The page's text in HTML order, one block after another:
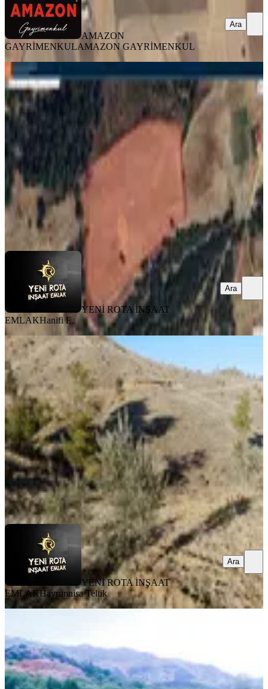
AMAZON
GAYRİMENKULAMAZON GAYRİMENKUL
Ara
Yeni Rota'dan Ilıca Çakırdere'de 18.5
Dönüm Satılık Tarla
Onikişubat, Çakırdere Mahallesi
18559 m² · 404/m² 31.07.2026
7.500.000 ₺
YENİ ROTA İNŞAAT EMLAK
YENİ ROTA İNŞAAT
EMLAKHanifi E.
Ara
Yeni Rota'dan Beşbağlar 3500 M2
Satılık Arsa
Onikişubat, Beşbağlar Mahallesi
3500 m² ·400/m² ·31.07.2026
1.400.000 ₺
YENİ ROTA İNŞAAT EMLAK Hayrunnisa Teltik
Ara
YENİ ROTA İNŞAAT
EMLAKHayrunnisa Teltik
Ara
Onikişubat, Tekir Mahallesi
1549 m²·7.101/m²·04.08.2026